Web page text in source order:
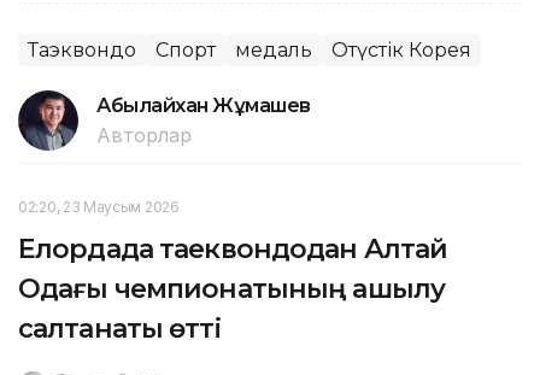
Таэквондо Спорт медаль Оңтүстік Корея
Абылайхан Жұмашев
Авторлар
02:20, 23 Маусым 2026
Елордада таеквондодан Алтай
Одағы чемпионатының ашылу
салтанаты өтті